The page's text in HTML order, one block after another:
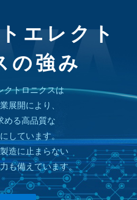
エレクト
の強み
クトロニクスは
展開により、
める高品質な
しています。
造に止まらない
も備えています。